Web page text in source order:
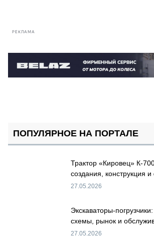
РЕКЛАМА
ПОПУЛЯРНОЕ НА ПОРТАЛЕ
Трактор «Кировец» К-
создания, конструкция
27.05.2026
Экскаваторы-
схемы, рынок и
27.05.2026